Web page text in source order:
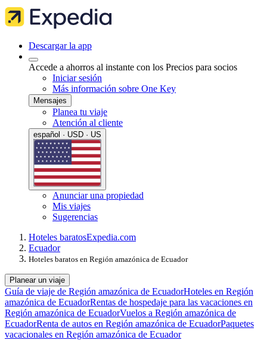
Descargar la app
Accede a ahorros al instante con los Precios para socios
Iniciar sesión
Más información sobre One Key
Mensajes
Planea tu viaje
Atención al cliente
español · USD · US
Anunciar una propiedad
Mis viajes
Sugerencias
Hoteles baratosExpedia.com
Ecuador
Hoteles baratos en Región amazónica de Ecuador
Planear un viaje
Guía de viaje de Región amazónica de EcuadorHoteles en Región
amazónica de EcuadorRentas de hospedaje para las vacaciones en
Región amazónica de EcuadorVuelos a Región amazónica de
EcuadorRenta de autos en Región amazónica de EcuadorPaquetes
vacacionales en Región amazónica de Ecuador